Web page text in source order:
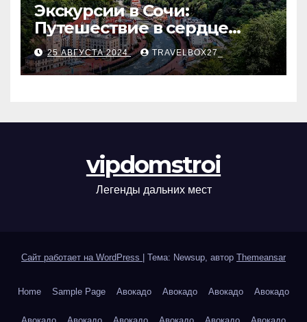
Экскурсии в Сочи:
Путешествие в сердце
Черноморского курорта
25 АВГУСТА 2024 TRAVELBOX27_
vipdomstroi
Легенды дальних мест
Сайт работает на WordPress Тема: Newsup, автор Themeansar
Home Sample Page Авокадо Авокадо Авокадо Авокадо